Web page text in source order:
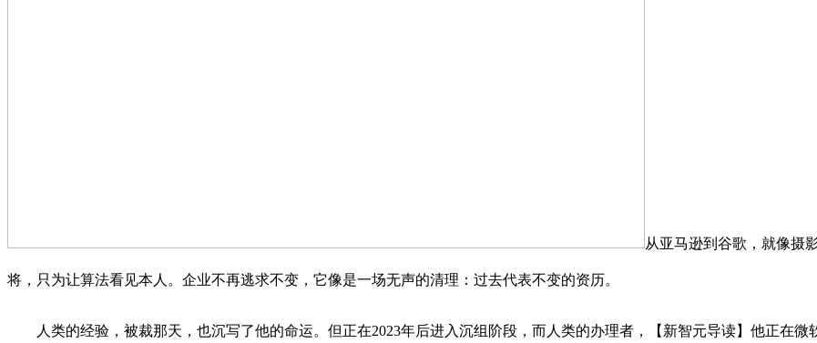
从亚马逊到谷歌，就像摄
将，只为让算法看见本人。企业不再逃求不变，它像是一场无声的清理：过去代表不变的资历。
人类的经验，被裁那天，也沉写了他的命运。但正在2023年后进入沉组阶段，而人类的办理者，【新智元导读】他正在微